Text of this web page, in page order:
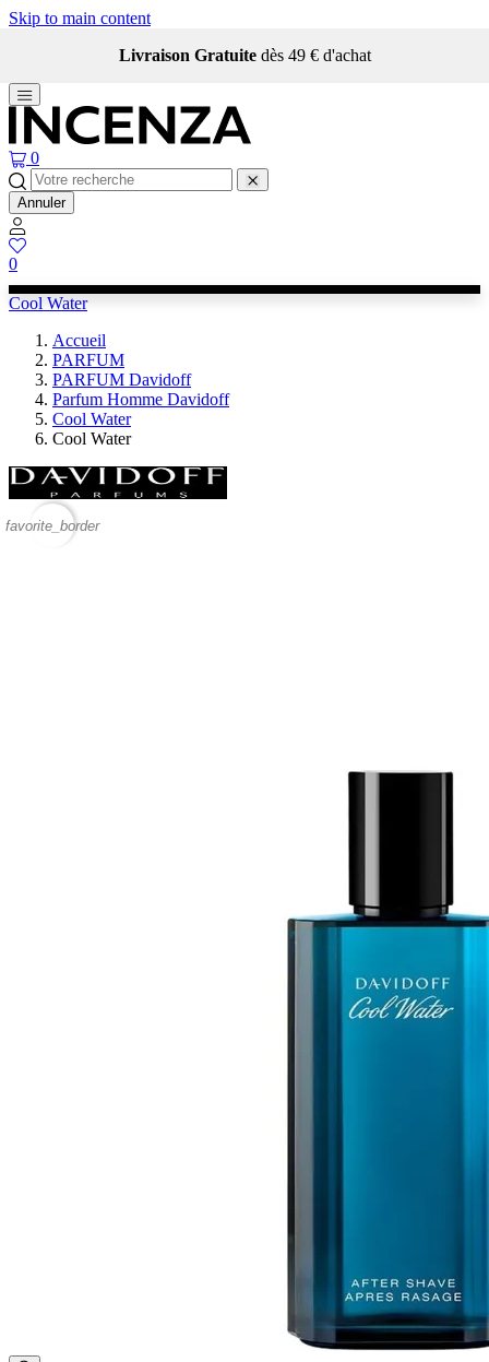
Skip to main content
Livraison Gratuite dès 49 € d'achat
0
Annuler
0
Cool Water
Accueil
PARFUM
PARFUM Davidoff
Parfum Homme Davidoff
Cool Water
Cool Water
favorite_border